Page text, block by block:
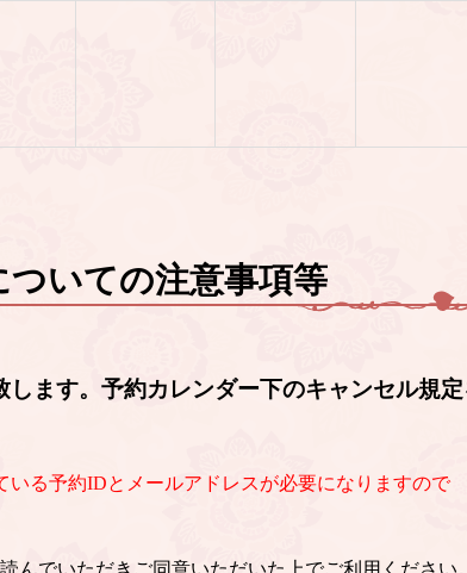
ついての注意事項等
します。予約カレンダー下のキャンセル規
いる予約IDとメールアドレスが必要になりますので
んでいただきご同意いただいた上でご利用ください。